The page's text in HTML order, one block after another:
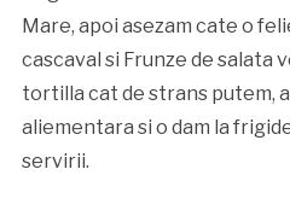
Mare, apoi asezam cate o
cascaval si Frunze de salata
tortilla cat de strans putem,
aliementara si o dam la
servirii.